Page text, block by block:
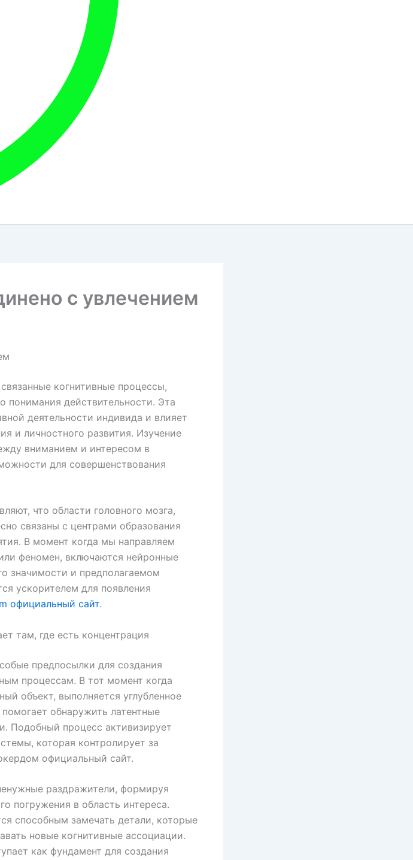
с увлечением
когнитивные процессы,
действительности. Эта
деятельности индивида и влияет
и личностного развития. Изучение
вниманием и интересом в
для совершенствования
что области головного мозга,
связаны с центрами образования
В момент когда мы направляем
феномен, включаются нейронные
значимости и предполагаемом
ускорителем для появления
официальный сайт.
там, где есть концентрация
предпосылки для создания
процессам. В тот момент когда
объект, выполняется углубленное
обнаружить латентные
Подобный процесс активизирует
которая контролирует за
официальный сайт.
раздражители, формируя
погружения в область интереса.
способным замечать детали, которые
новые когнитивные ассоциации.
как фундамент для создания